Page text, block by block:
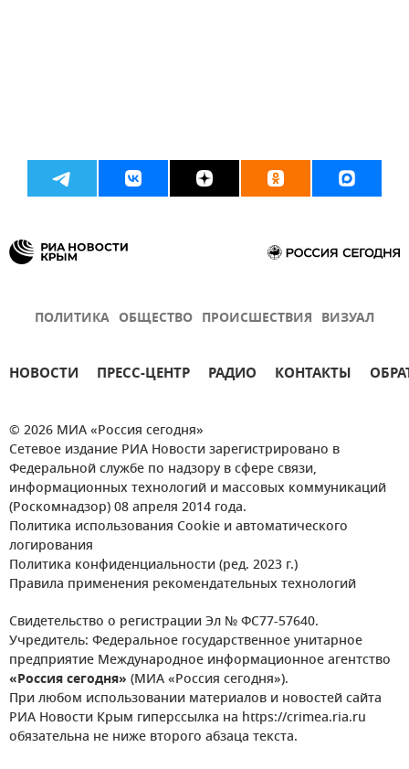
ПОЛИТИКА ОБЩЕСТВО ПРОИСШЕСТВИЯ ВИЗУАЛ
НОВОСТИ ПРЕСС-ЦЕНТР РАДИО КОНТАКТЫ
© 2026 МИА «Россия сегодня»
Сетевое издание РИА Новости зарегистрировано в
Федеральной службе по надзору в сфере связи,
информационных технологий и массовых коммуникаций
(Роскомнадзор) 08 апреля 2014 года.
Политика использования Cookie и автоматического
логирования
Политика конфиденциальности (ред. 2023 г.)
Правила применения рекомендательных технологий
Свидетельство о регистрации Эл № ФС77-57640.
Учредитель: Федеральное государственное унитарное
предприятие Международное информационное агентство
«Россия сегодня» (МИА «Россия сегодня»).
При любом использовании материалов и новостей сайта
РИА Новости Крым гиперссылка на https://crimea.ria.ru
обязательна не ниже второго абзаца текста.